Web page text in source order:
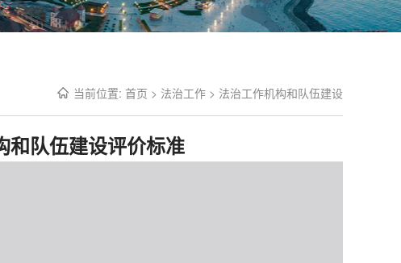
当前位置: 首页 > 法治工作 > 法治工作机构和队伍建设
和队伍建设评价标准